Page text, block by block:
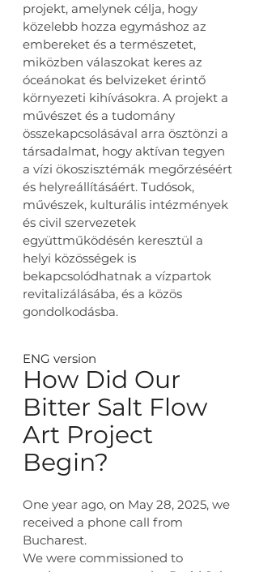
projekt, amelynek célja, hogy
közelebb hozza egymáshoz az
embereket és a természetet,
miközben válaszokat keres az
óceánokat és belvizeket érintő
környezeti kihívásokra. A projekt a
művészet és a tudomány
összekapcsolásával arra ösztönzi a
társadalmat, hogy aktívan tegyen
a vízi ökoszisztémák megőrzéséért
és helyreállításáért. Tudósok,
művészek, kulturális intézmények
és civil szervezetek
együttműködésén keresztül a
helyi közösségek is
bekapcsolódhatnak a vízpartok
revitalizálásába, és a közös
gondolkodásba.
ENG version
How Did Our
Bitter Salt Flow
Art Project
Begin?
One year ago, on May 28, 2025, we
received a phone call from
Bucharest.
We were commissioned to